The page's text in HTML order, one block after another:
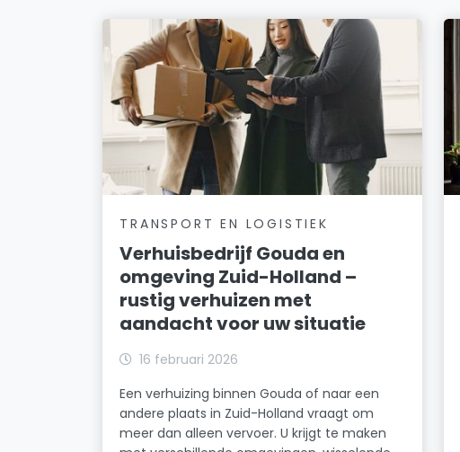
TRANSPORT EN LOGISTIEK
Verhuisbedrijf Gouda en
omgeving Zuid-Holland –
rustig verhuizen met
aandacht voor uw situatie
16 februari 2026
Een verhuizing binnen Gouda of naar een
andere plaats in Zuid-Holland vraagt om
meer dan alleen vervoer. U krijgt te maken